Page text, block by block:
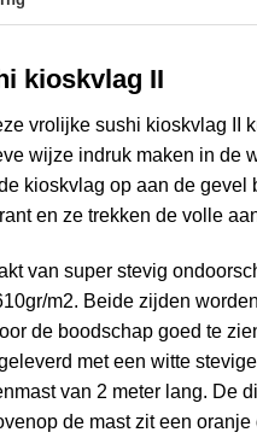
kioskvlag II
vrolijke sushi kioskvlag II
wijze indruk maken in de
kioskvlag op aan de gevel
en ze trekken de volle
van super stevig
m2. Beide zijden
de boodschap goed te
met een witte
van 2 meter lang. De
de mast zit een oranje